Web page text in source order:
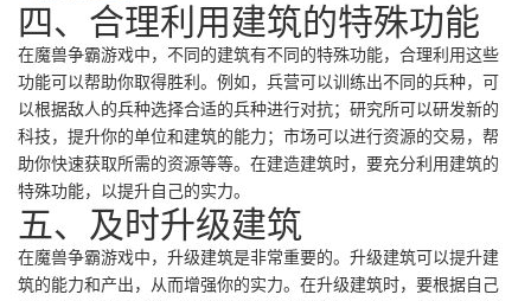
四、合理利用建筑的特殊功能
在魔兽争霸游戏中，不同的建筑有不同的特殊功能，合理利用这些
功能可以帮助你取得胜利。例如，兵营可以训练出不同的兵种，可
以根据敌人的兵种选择合适的兵种进行对抗；研究所可以研发新的
科技，提升你的单位和建筑的能力；市场可以进行资源的交易，帮
助你快速获取所需的资源等等。在建造建筑时，要充分利用建筑的
特殊功能，以提升自己的实力。
五、及时升级建筑
在魔兽争霸游戏中，升级建筑是非常重要的。升级建筑可以提升建
筑的能力和产出，从而增强你的实力。在升级建筑时，要根据自己